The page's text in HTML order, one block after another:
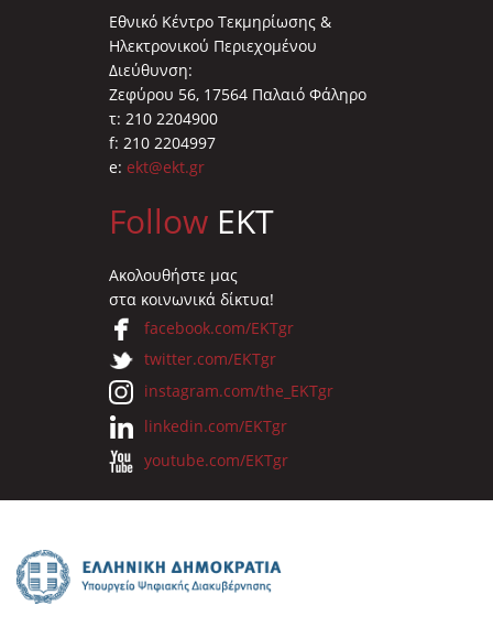
Εθνικό Κέντρο Τεκμηρίωσης &
Ηλεκτρονικού Περιεχομένου
Διεύθυνση:
Ζεφύρου 56, 17564 Παλαιό Φάληρο
τ: 210 2204900
f: 210 2204997
e: ekt@ekt.gr
Follow EKT
Ακολουθήστε μας
στα κοινωνικά δίκτυα!
facebook.com/EKTgr
twitter.com/EKTgr
instagram.com/the_EKTgr
linkedin.com/EKTgr
youtube.com/EKTgr